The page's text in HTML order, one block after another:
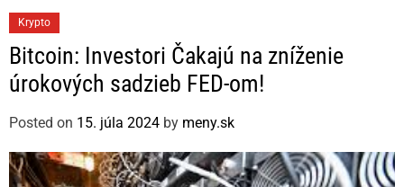
a
t
e
o
r
i
Krypto
Bitcoin: Investori Čakajú na zníženie
úrokových sadzieb FED-om!
Posted on 15. júla 2024 by meny.sk